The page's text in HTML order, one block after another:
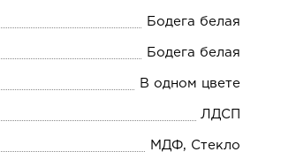
Бодега белая
Бодега белая
В одном цвете
ЛДСП
МДФ, Стекло